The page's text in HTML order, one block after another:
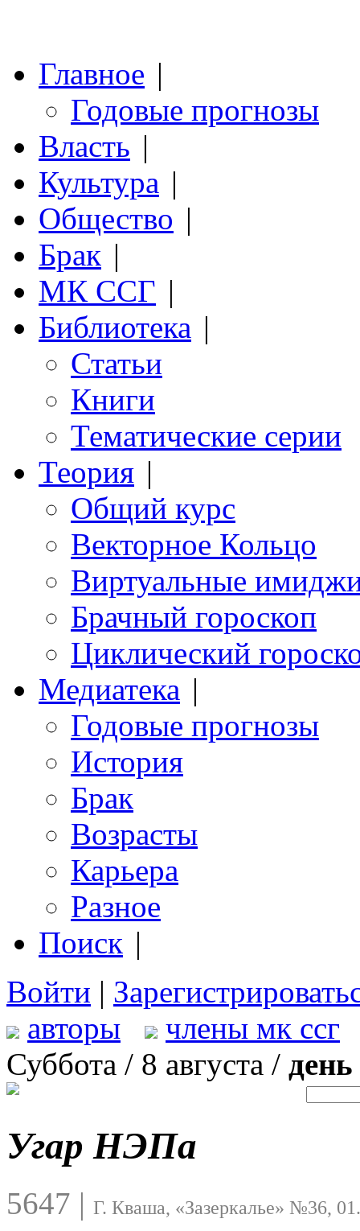
Главное |
Годовые прогнозы
Власть |
Культура |
Общество |
Брак |
МК ССГ |
Библиотека |
Статьи
Книги
Тематические серии
Теория |
Общий курс
Векторное Кольцо
Виртуальные
Брачный гороскоп
Циклический
Медиатека |
Годовые прогнозы
История
Брак
Возрасты
Карьера
Разное
Поиск |
Войти |
авторы
члены мк ссг
Суббота / 8 августа /
Угар НЭПа
5647 | Г. Кваша, «Зазеркалье» №36,